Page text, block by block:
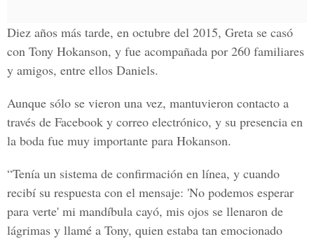
Diez años más tarde, en octubre del 2015, Greta se casó
con Tony Hokanson, y fue acompañada por 260 familiares
y amigos, entre ellos Daniels.
Aunque sólo se vieron una vez, mantuvieron contacto a
través de Facebook y correo electrónico, y su presencia en
la boda fue muy importante para Hokanson.
“Tenía un sistema de confirmación en línea, y cuando
recibí su respuesta con el mensaje: 'No podemos esperar
para verte' mi mandíbula cayó, mis ojos se llenaron de
lágrimas y llamé a Tony, quien estaba tan emocionado